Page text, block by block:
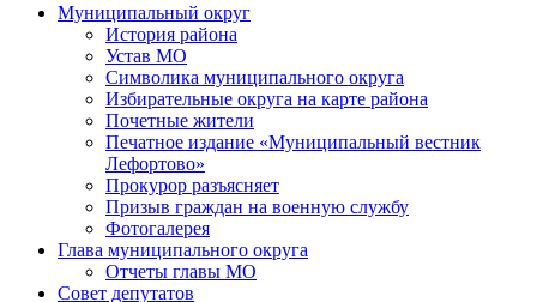
Муниципальный округ
История района
Устав МО
Символика муниципального округа
Избирательные округа на карте района
Почетные жители
Печатное издание «Муниципальный вестник
Лефортово»
Прокурор разъясняет
Призыв граждан на военную службу
Фотогалерея
Глава муниципального округа
Отчеты главы МО
Совет депутатов